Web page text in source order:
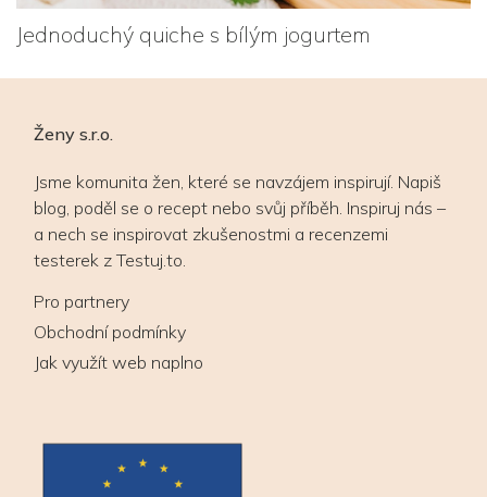
Jednoduchý quiche s bílým jogurtem
Ženy s.r.o.
Jsme komunita žen, které se navzájem inspirují. Napiš
blog, poděl se o recept nebo svůj příběh. Inspiruj nás –
a nech se inspirovat zkušenostmi a recenzemi
testerek z Testuj.to.
Pro partnery
Obchodní podmínky
Jak využít web naplno